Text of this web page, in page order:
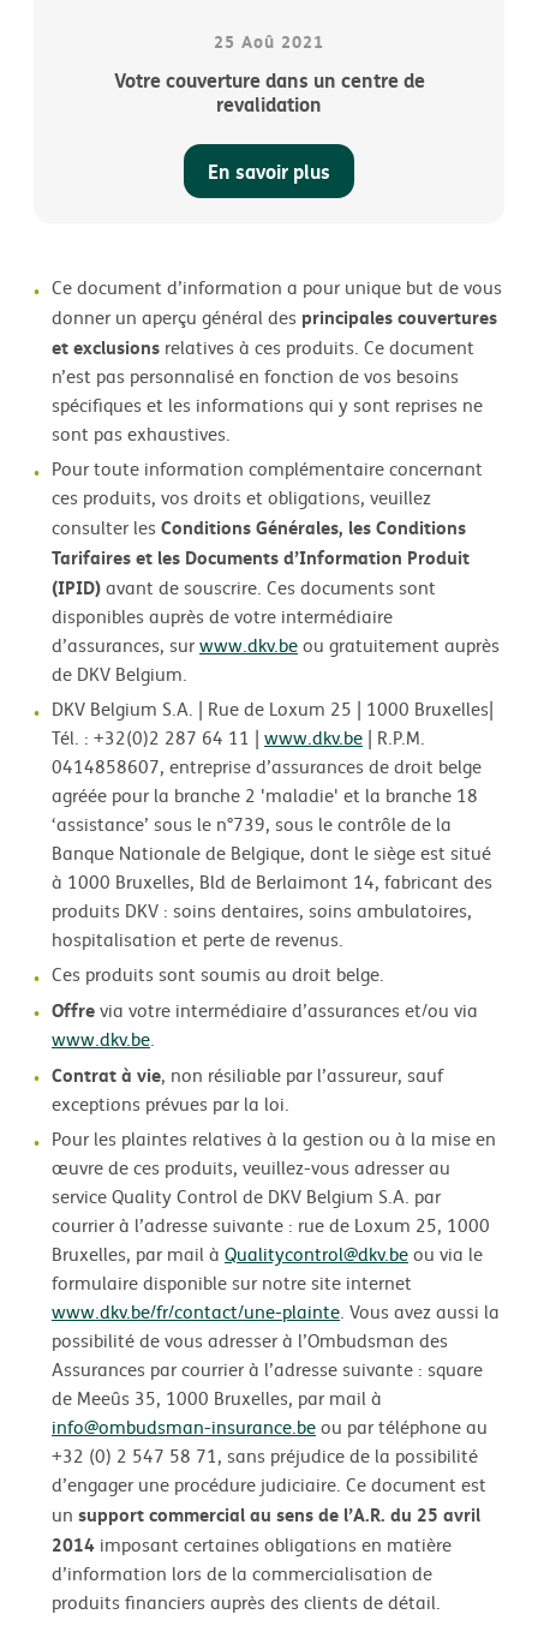
25 Aoû 2021
Votre couverture dans un centre de
revalidation
En savoir plus
Ce document d’information a pour unique but de vous
donner un aperçu général des principales couvertures
et exclusions relatives à ces produits. Ce document
n’est pas personnalisé en fonction de vos besoins
spécifiques et les informations qui y sont reprises ne
sont pas exhaustives.
Pour toute information complémentaire concernant
ces produits, vos droits et obligations, veuillez
consulter lesConditions Générales, les Conditions
Tarifaires et les Documents d’Information Produit
(IPID)avant de souscrire. Ces documents sont
disponibles auprès de votre intermédiaire
d’assurances, surwww.dkv.beou gratuitement auprès
de DKV Belgium.
DKV Belgium S.A. | Rue de Loxum 25 | 1000 Bruxelles|
Tél. : +32(0)2 287 64 11 | www.dkv.be | R.P.M.
0414858607, entreprise d’assurances de droit belge
agréée pour la branche 2 'maladie' et la branche 18
‘assistance’ sous le n°739, sous le contrôle de la
Banque Nationale de Belgique, dont le siège est situé
à 1000 Bruxelles, Bld de Berlaimont 14, fabricant des
produits DKV : soins dentaires, soins ambulatoires,
hospitalisation et perte de revenus.
Ces produits sont soumis au droit belge.
Offrevia votre intermédiaire d’assurances et/ou via
www.dkv.be.
Contrat à vie, non résiliable par l’assureur, sauf
exceptions prévues par la loi.
Pour les plaintes relatives à la gestion ou à la mise en
œuvre de ces produits, veuillez-vous adresser au
service Quality Control de DKV Belgium S.A. par
courrier à l’adresse suivante : rue de Loxum 25, 1000
Bruxelles, par mail à Qualitycontrol@dkv.beou via le
formulaire disponible sur notre site internet
www.dkv.be/fr/contact/une-plainte. Vous avez aussi la
possibilité de vous adresser à l’Ombudsman des
Assurances par courrier à l’adresse suivante : square
de Meeûs 35, 1000 Bruxelles, par mail à
info@ombudsman-insurance.beou par téléphone au
+32 (0) 2 547 58 71, sans préjudice de la possibilité
d’engager une procédure judiciaire. Ce document est
un support commercial au sens de l’A.R. du 25 avril
2014 imposant certaines obligations en matière
d’information lors de la commercialisation de
produits financiers auprès des clients de détail.